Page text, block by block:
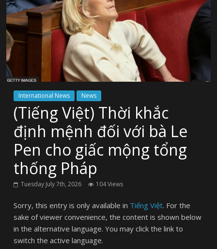
International News News
(Tiếng Việt) Thời khắc
định mệnh đối với bà Le
Pen cho giấc mộng tổng
thống Pháp
Tuesday July 7th, 2026 104 Views
Sorry, this entry is only available in Tiếng Việt. For the
sake of viewer convenience, the content is shown below
in the alternative language. You may click the link to
switch the active language.